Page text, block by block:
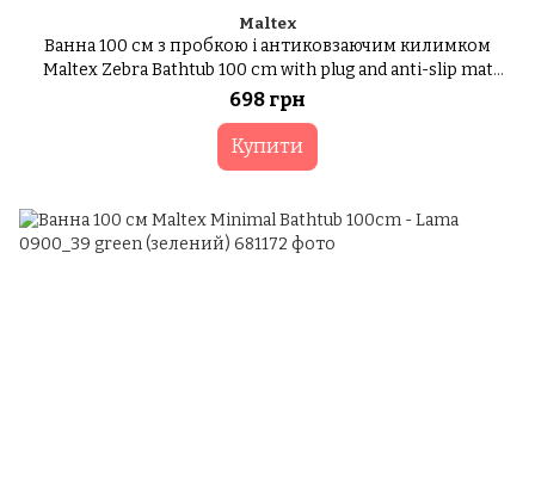
Maltex
Ванна 100 см з пробкою і антиковзаючим килимком
Maltex Zebra Bathtub 100 cm with plug and anti-slip mat
6753_35 blue (блакитний)
698 грн
Купити